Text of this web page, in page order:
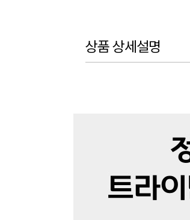
상품 상세설명